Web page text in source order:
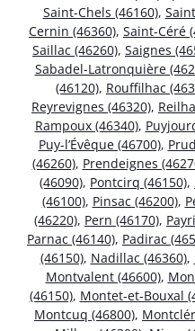
Saint-Chels (46160),
Cernin (46360), Saint-Céré
Saillac (46260), Saignes
Sabadel-Latronquière
(46120), Rouffilhac
Reyrevignes (46320),
Rampoux (46340),
Puy-l’Évêque (46700),
(46260), Prendeignes
(46090), Pontcirq (46150),
(46100), Pinsac (46200),
(46220), Pern (46170),
Parnac (46140), Padirac
(46150), Nadillac (46360),
Montvalent (46600),
(46150), Montet-et-Bouxal
Montcuq (46800),